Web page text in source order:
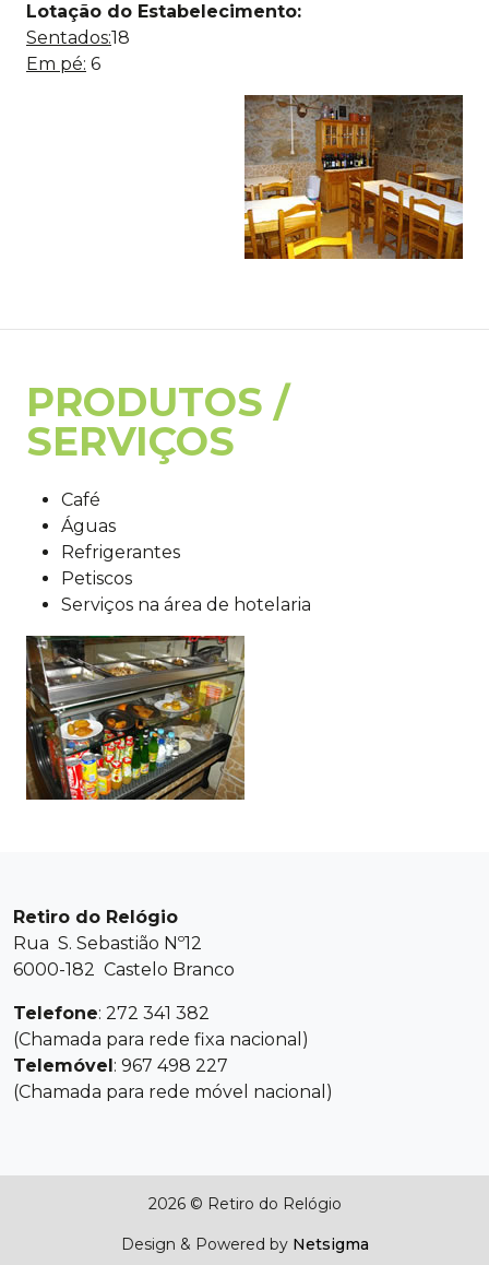
Lotação do Estabelecimento:
Sentados:18
Em pé: 6
PRODUTOS /
SERVIÇOS
Café
Águas
Refrigerantes
Petiscos
Serviços na área de hotelaria
Retiro do Relógio
Rua S. Sebastião Nº12
6000-182 Castelo Branco
Telefone: 272 341 382
(Chamada para rede fixa nacional)
Telemóvel : 967 498 227
(Chamada para rede móvel nacional)
2026 © Retiro do Relógio
Design & Powered by Netsigma